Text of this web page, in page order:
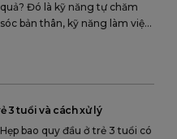
quả? Đó là kỹ năng tự chăm
sóc bản thân, kỹ năng làm việc
3 tuổi và cách xử lý
Hẹp bao quy đầu ở trẻ 3 tuổi có